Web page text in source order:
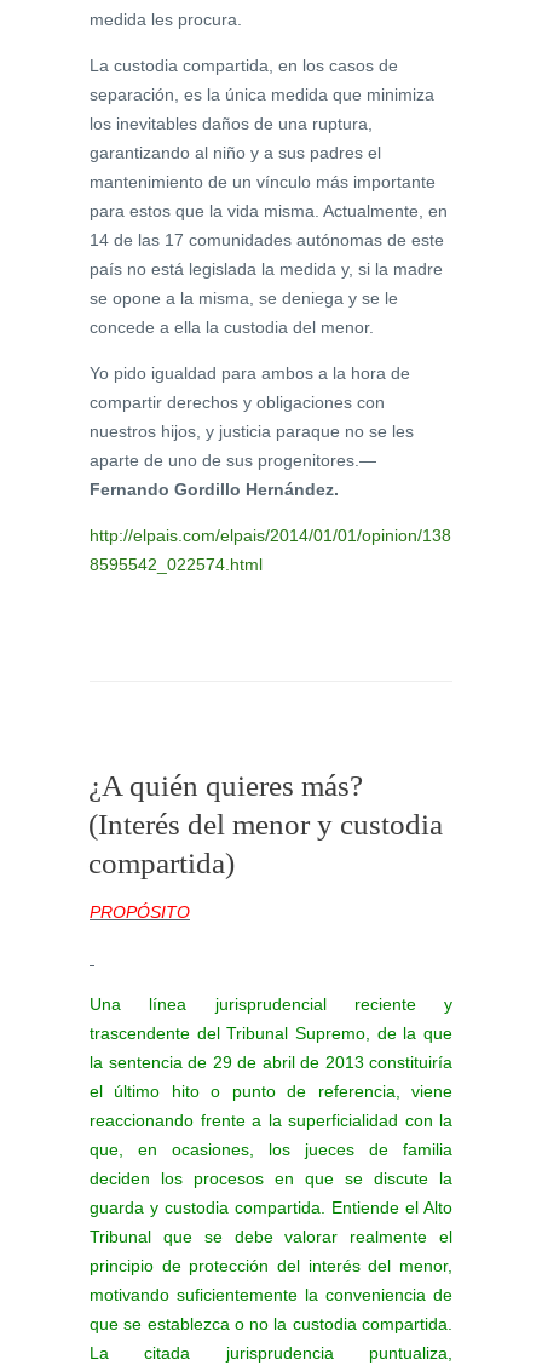
medida les procura.
La custodia compartida, en los casos de
separación, es la única medida que minimiza
los inevitables daños de una ruptura,
garantizando al niño y a sus padres el
mantenimiento de un vínculo más importante
para estos que la vida misma. Actualmente, en
14 de las 17 comunidades autónomas de este
país no está legislada la medida y, si la madre
se opone a la misma, se deniega y se le
concede a ella la custodia del menor.
Yo pido igualdad para ambos a la hora de
compartir derechos y obligaciones con
nuestros hijos, y justicia paraque no se les
aparte de uno de sus progenitores.—
Fernando Gordillo Hernández.
http://elpais.com/elpais/2014/01/01/opinion/138
8595542_022574.html
¿A quién quieres más?
(Interés del menor y custodia
compartida)
PROPÓSITO
Una línea jurisprudencial reciente y
trascendente del Tribunal Supremo, de la que
la sentencia de 29 de abril de 2013 constituiría
el último hito o punto de referencia, viene
reaccionando frente a la superficialidad con la
que, en ocasiones, los jueces de familia
deciden los procesos en que se discute la
guarda y custodia compartida. Entiende el Alto
Tribunal que se debe valorar realmente el
principio de protección del interés del menor,
motivando suficientemente la conveniencia de
que se establezca o no la custodia compartida.
La citada jurisprudencia puntualiza,